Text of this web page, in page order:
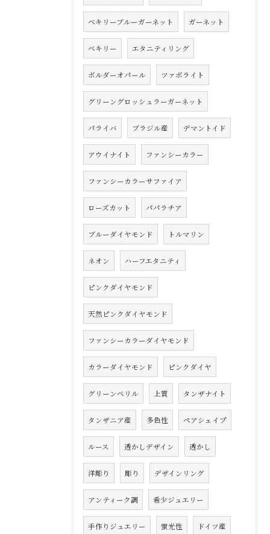
ベキリーブルーガーネット ガーネット
ベキリー エタニティリング
ボルダーオパール ツァボライト
グリーングロッシュラーガーネット
パライバ ブラジル産 デマントイド
アウイナイト ファンシーカラー
ファンシーカラーサファイア
ローズカット パパラチア
ブルーダイヤモンド トルマリン
ネオン ハーフエタニティ
ピンクダイヤモンド
天然ピンクダイヤモンド
ファンシーカラーダイヤモンド
カラーダイヤモンド ピンクダイヤ
グリーンベリル 上質 タンザナイト
タンザニア産 多色性 ペアシェイプ
ルース 透かしデザイン 透かし
洋彫り 彫り デザインリング
アンティーク調 希少ジュエリー
手作りジュエリー 蛍光性 ドイツ産